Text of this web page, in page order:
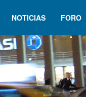
NOTICIAS FORO